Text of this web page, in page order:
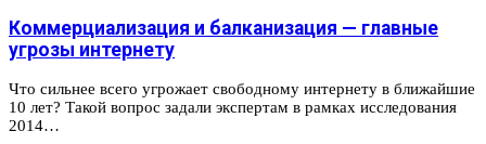
Коммерциализация и балканизация — главные
угрозы интернету
Что сильнее всего угрожает свободному интернету в ближайшие
10 лет? Такой вопрос задали экспертам в рамках исследования
2014…